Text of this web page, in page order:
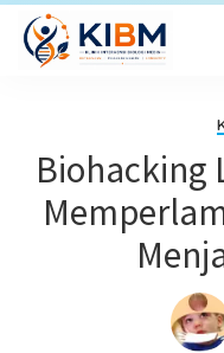
Biohacking